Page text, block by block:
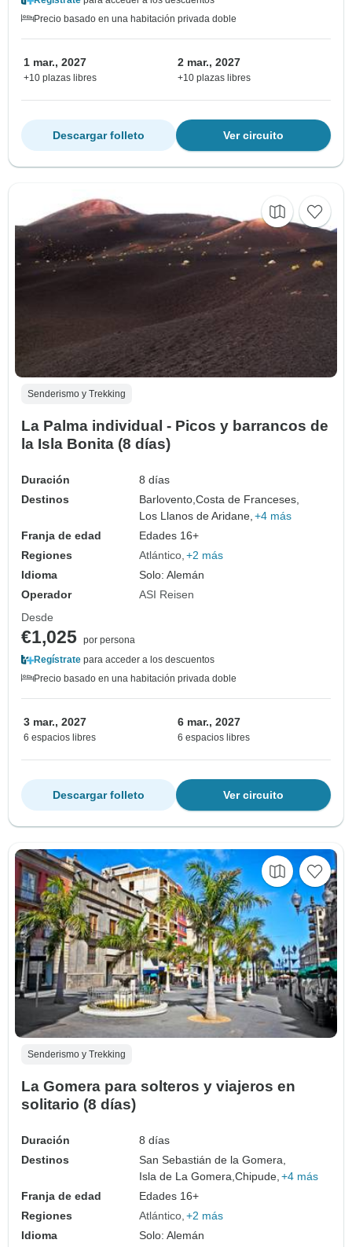
Precio basado en una habitación privada doble
1 mar., 2027
+10 plazas libres
2 mar., 2027
+10 plazas libres
Ver circuito
Descargar folleto
Senderismo y Trekking
La Palma individual - Picos y barrancos de
la Isla Bonita (8 días)
Duración
8 días
Destinos
Barlovento,Costa de Franceses,
Los Llanos de Aridane, +4 más
Franja de edad
Edades 16+
Regiones
Atlántico +2 más
Idioma
Solo: Alemán
Operador
ASI Reisen
Desde
€1,025 por persona
Regístrate para acceder a los descuentos
Precio basado en una habitación privada doble
3 mar., 2027
6 espacios libres
6 mar., 2027
6 espacios libres
Ver circuito
Descargar folleto
Senderismo y Trekking
La Gomera para solteros y viajeros en
solitario (8 días)
Duración
8 días
Destinos
San Sebastián de la Gomera,
Isla de La Gomera,Chipude, +4 más
Franja de edad
Edades 16+
Regiones
Atlántico +2 más
Idioma
Solo: Alemán